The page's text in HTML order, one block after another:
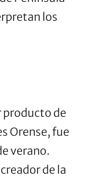
los
producto de
Orense, fue
verano.
de la